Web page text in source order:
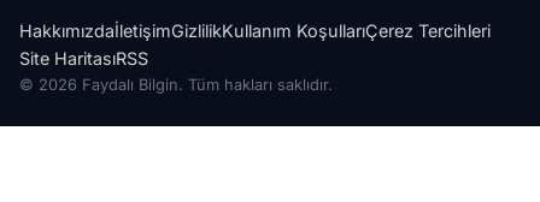
HakkımızdaİletişimGizlilikKullanım KoşullarıÇerez Tercihleri
Site HaritasıRSS
© 2026 Faydalı Bilgin. Tüm hakları saklıdır.